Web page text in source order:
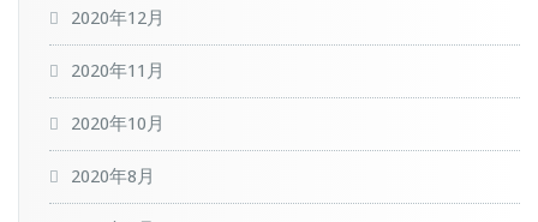
2020年12月
2020年11月
2020年10月
2020年8月